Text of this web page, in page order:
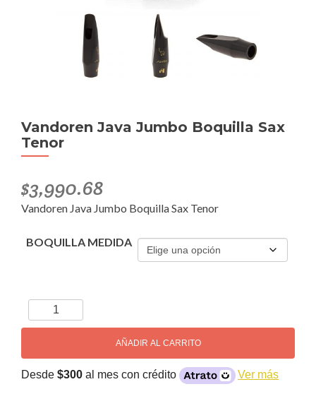
Vandoren Java Jumbo Boquilla Sax
Tenor
$3,990.68
Vandoren Java Jumbo Boquilla Sax Tenor
BOQUILLA MEDIDA
Vandoren
Java
Boquilla
Sax
AÑADIR AL CARRITO
Desde $300 al mes con crédito Ver más